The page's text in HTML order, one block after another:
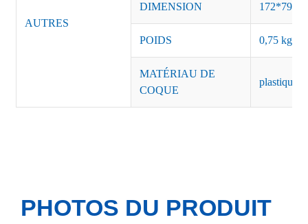
AUTRES
DIMENSION
POIDS 0,75 kg/
MATÉRIAU DE
COQUE
plastique
PHOTOS DU PRODUIT